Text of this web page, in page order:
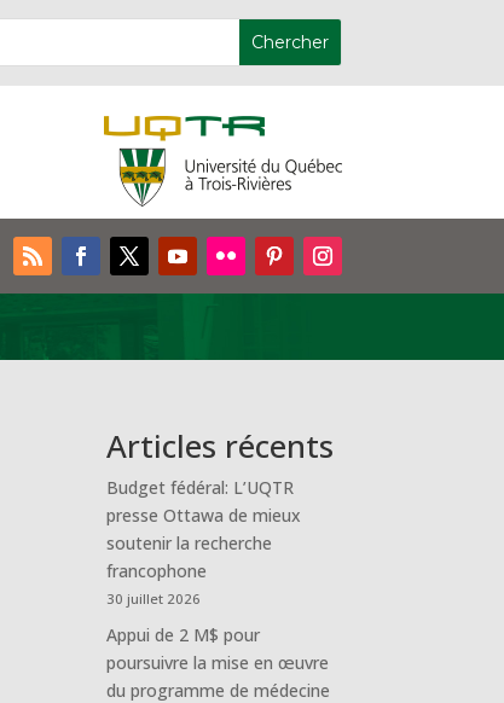
Articles récents
Budget fédéral: L’UQTR
presse Ottawa de mieux
soutenir la recherche
francophone
30 juillet 2026
Appui de 2 M$ pour
poursuivre la mise en œuvre
du programme de médecine